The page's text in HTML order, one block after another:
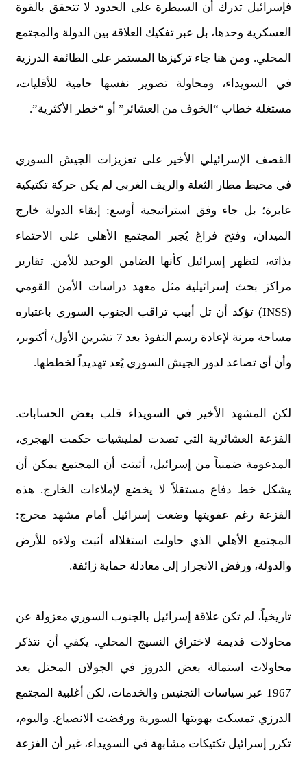
فإسرائيل تدرك أن السيطرة على الحدود لا تتحقق بالقوة
العسكرية وحدها، بل عبر تفكيك العلاقة بين الدولة والمجتمع
المحلي. ومن هنا جاء تركيزها المستمر على الطائفة الدرزية
في السويداء، ومحاولة تصوير نفسها حامية للأقليات،
مستغلة خطاب “الخوف من العشائر” أو “خطر الأكثرية”.
القصف الإسرائيلي الأخير على تعزيزات الجيش السوري
في محيط مطار الثعلة والريف الغربي لم يكن حركة تكتيكية
عابرة؛ بل جاء وفق استراتيجية أوسع: إبقاء الدولة خارج
الميدان، وفتح فراغ يُجبر المجتمع الأهلي على الاحتماء
بذاته، لتظهر إسرائيل كأنها الضامن الوحيد للأمن. تقارير
مراكز بحث إسرائيلية مثل معهد دراسات الأمن القومي
(INSS) تؤكد أن تل أبيب تراقب الجنوب السوري باعتباره
مساحة مرنة لإعادة رسم النفوذ بعد 7 تشرين الأول/ أكتوبر،
وأن أي تصاعد لدور الجيش السوري يُعد تهديداً لخططها.
لكن المشهد الأخير في السويداء قلب بعض الحسابات.
الفزعة العشائرية التي تصدت لمليشيات حكمت الهجري،
المدعومة ضمنياً من إسرائيل، أثبتت أن المجتمع يمكن أن
يشكل خط دفاع مستقلاً لا يخضع لإملاءات الخارج. هذه
الفزعة رغم عفويتها وضعت إسرائيل أمام مشهد محرج:
المجتمع الأهلي الذي حاولت استغلاله أثبت ولاءه للأرض
والدولة، ورفض الانجرار إلى معادلة حماية زائفة.
تاريخياً، لم تكن علاقة إسرائيل بالجنوب السوري معزولة عن
محاولات قديمة لاختراق النسيج المحلي. يكفي أن نتذكر
محاولات استمالة بعض الدروز في الجولان المحتل بعد
1967 عبر سياسات التجنيس والخدمات، لكن أغلبية المجتمع
الدرزي تمسكت بهويتها السورية ورفضت الانصياع. واليوم،
تكرر إسرائيل تكتيكات مشابهة في السويداء، غير أن الفزعة